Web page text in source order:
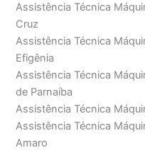
Assistência Técnica
Cruz
Assistência Técnica
Efigênia
Assistência Técnica
de Parnaíba
Assistência Técnica
Assistência Técnica
Amaro